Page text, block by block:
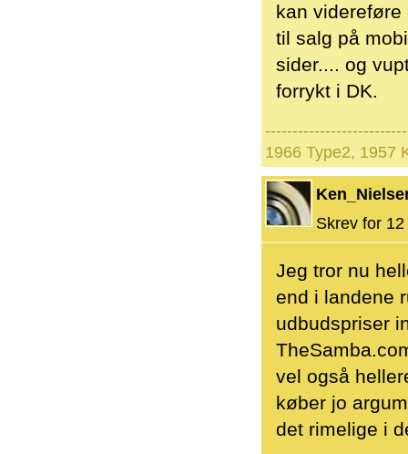
kan
til salg på
sider.... og
forrykt i DK.
1966 Type2, 1957
Skrev for
Jeg tror nu
end i landene
udbudspriser
vel også
køber jo
det rimelige i